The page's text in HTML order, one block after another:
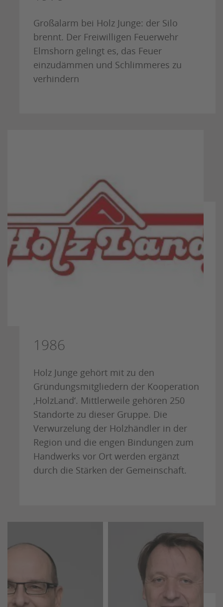
Großalarm bei Holz Junge: der Silo
brennt. Der Freiwilligen Feuerwehr
Elmshorn gelingt es, das Feuer
einzudämmen und Schlimmeres zu
verhindern
1986
Holz Junge gehört mit zu den
Gründungsmitgliedern der Kooperation
‚HolzLand‘. Mittlerweile gehören 250
Standorte zu dieser Gruppe. Die
Verwurzelung der Holzhändler in der
Region und die engen Bindungen zum
Handwerks vor Ort werden ergänzt
durch die Stärken der Gemeinschaft.